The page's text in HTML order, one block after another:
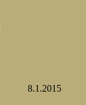
8.1.2015